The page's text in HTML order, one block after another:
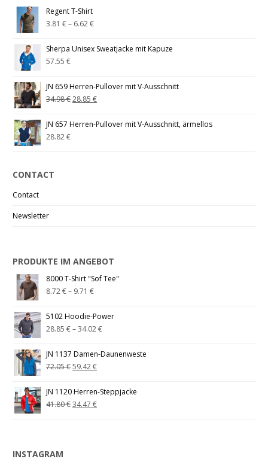
Regent T-Shirt
3.81€– 6.62€
Sherpa Unisex Sweatjacke mit Kapuze
57.55€
JN 659 Herren-Pullover mit V-Ausschnitt
34.98€28.85€
JN 657 Herren-Pullover mit V-Ausschnitt, ärmellos
28.82€
CONTACT
Contact
Newsletter
PRODUKTE IM ANGEBOT
8000 T-Shirt "Sof Tee"
8.72€– 9.71€
5102 Hoodie-Power
28.85€–34.02€
JN 1137 Damen-Daunenweste
72.05€59.42€
JN 1120 Herren-Steppjacke
41.80€34.47€
INSTAGRAM